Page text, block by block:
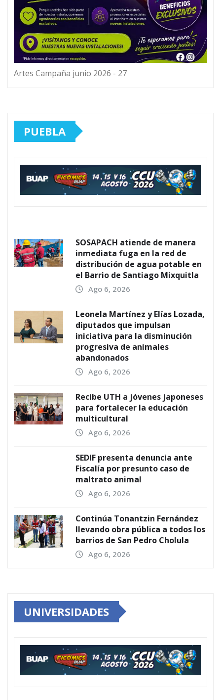
Artes Campaña junio 2026 - 27
PUEBLA
SOSAPACH atiende de manera
inmediata fuga en la red de
distribución de agua potable en
el Barrio de Santiago Mixquitla
Ago 6, 2026
Leonela Martínez y Elías Lozada,
diputados que impulsan
iniciativa para la disminución
progresiva de animales
abandonados
Ago 6, 2026
Recibe UTH a jóvenes japoneses
para fortalecer la educación
multicultural
Ago 6, 2026
SEDIF presenta denuncia ante
Fiscalía por presunto caso de
maltrato animal
Ago 6, 2026
Continúa Tonantzin Fernández
llevando obra pública a todos los
barrios de San Pedro Cholula
Ago 6, 2026
UNIVERSIDADES